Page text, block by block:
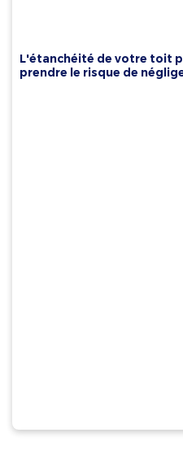
L'étanchéité de votre toit
prendre le risque de